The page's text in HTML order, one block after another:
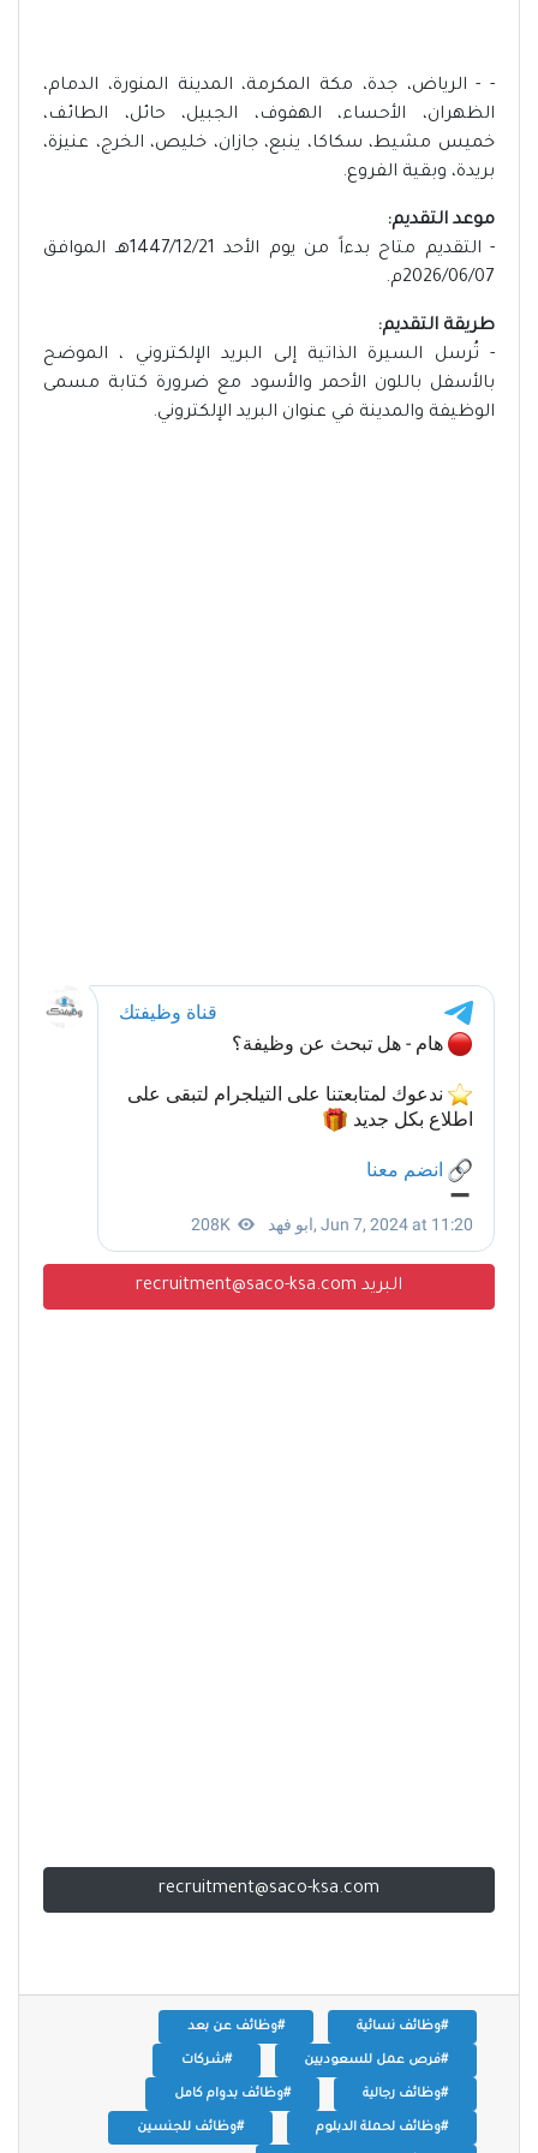
- - الرياض، جدة، مكة المكرمة، المدينة المنورة، الدمام،
الظهران، الأحساء، الهفوف، الجبيل، حائل، الطائف،
خميس مشيط، سكاكا، ينبع، جازان، خليص، الخرج، عنيزة،
بريدة، وبقية الفروع.
موعد التقديم:
- التقديم متاح بدءاً من يوم الأحد 1447/12/21هـ الموافق
2026/06/07م.
طريقة التقديم:
- تُرسل السيرة الذاتية إلى البريد الإلكتروني ، الموضح
بالأسفل باللون الأحمر والأسود مع ضرورة كتابة مسمى
الوظيفة والمدينة في عنوان البريد الإلكتروني.
البريد recruitment@saco-ksa.com
recruitment@saco-ksa.com
#وظائف نسائية #وظائف عن بعد
#فرص عمل للسعوديين #شركات
#وظائف رجالية #وظائف بدوام كامل
#وظائف لحملة الدبلوم #وظائف للجنسين